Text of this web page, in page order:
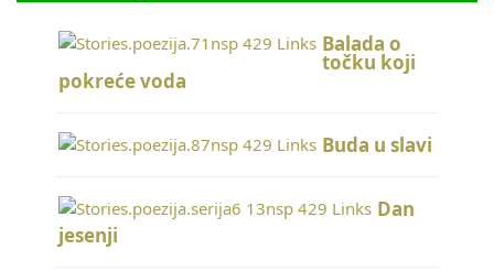
Balada o
točku koji
pokreće voda
Buda u slavi
Dan
jesenji